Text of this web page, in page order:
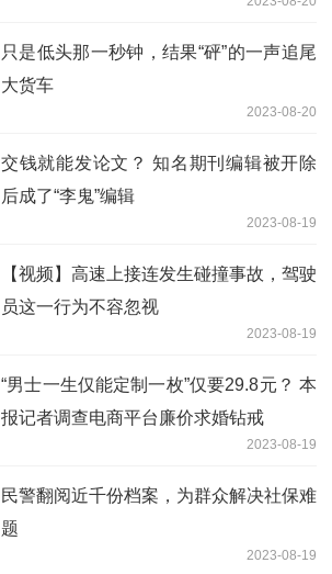
只是低头那一秒钟，结果“砰”的一声追尾
大货车
2023-08-20
交钱就能发论文？ 知名期刊编辑被开除
后成了“李鬼”编辑
2023-08-19
【视频】高速上接连发生碰撞事故，驾驶
员这一行为不容忽视
2023-08-19
“男士一生仅能定制一枚”仅要29.8元？ 本
报记者调查电商平台廉价求婚钻戒
2023-08-19
民警翻阅近千份档案，为群众解决社保难
题
2023-08-19